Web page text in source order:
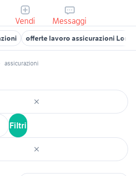
Vendi Messaggi
offerte lavoro assicurazioni
assicurazioni
Filtri